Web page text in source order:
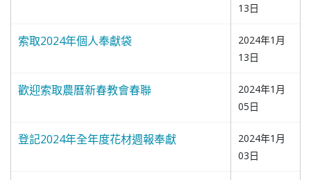
13日
索取2024年個人奉獻袋
2024年1月
13日
歡迎索取農曆新春教會春聯
2024年1月
05日
登記2024年全年度花材週報奉獻
2024年1月
03日